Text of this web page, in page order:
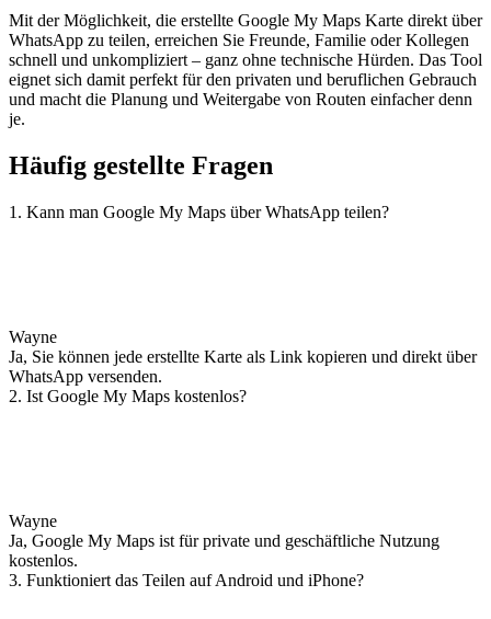
Mit der Möglichkeit, die erstellte Google My Maps Karte direkt über
WhatsApp zu teilen, erreichen Sie Freunde, Familie oder Kollegen
schnell und unkompliziert – ganz ohne technische Hürden. Das Tool
eignet sich damit perfekt für den privaten und beruflichen Gebrauch
und macht die Planung und Weitergabe von Routen einfacher denn
je.
Häufig gestellte Fragen
1. Kann man Google My Maps über WhatsApp teilen?
Wayne
Ja, Sie können jede erstellte Karte als Link kopieren und direkt über
WhatsApp versenden.
2. Ist Google My Maps kostenlos?
Wayne
Ja, Google My Maps ist für private und geschäftliche Nutzung
kostenlos.
3. Funktioniert das Teilen auf Android und iPhone?